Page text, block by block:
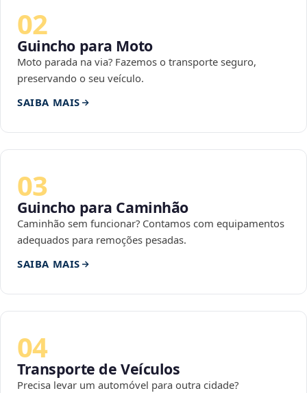
02
Guincho para Moto
Moto parada na via? Fazemos o transporte seguro,
preservando o seu veículo.
SAIBA MAIS
03
Guincho para Caminhão
Caminhão sem funcionar? Contamos com equipamentos
adequados para remoções pesadas.
SAIBA MAIS
04
Transporte de Veículos
Precisa levar um automóvel para outra cidade?